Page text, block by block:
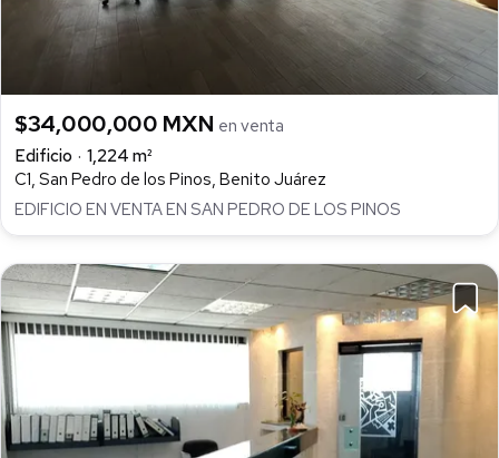
$34,000,000 MXN en venta
Edificio
1,224 m²
C1, San Pedro de los Pinos, Benito Juárez
EDIFICIO EN VENTA EN SAN PEDRO DE LOS PINOS